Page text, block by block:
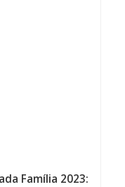
Família 2023: